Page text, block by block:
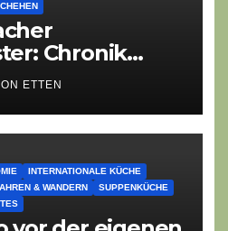
Chronik
ETTEN
INTERNATIONALE KÜCHE
& WANDERN
SUPPENKÜCHE